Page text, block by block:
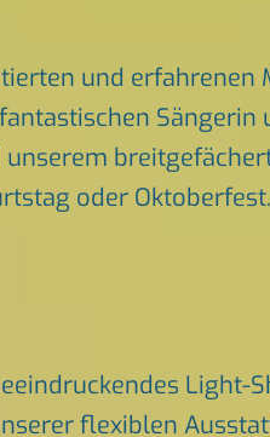
und erfahrenen
Sängerin
oder
Light-
flexiblen